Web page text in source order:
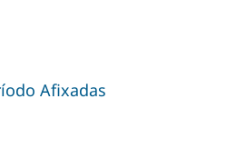
Afixadas